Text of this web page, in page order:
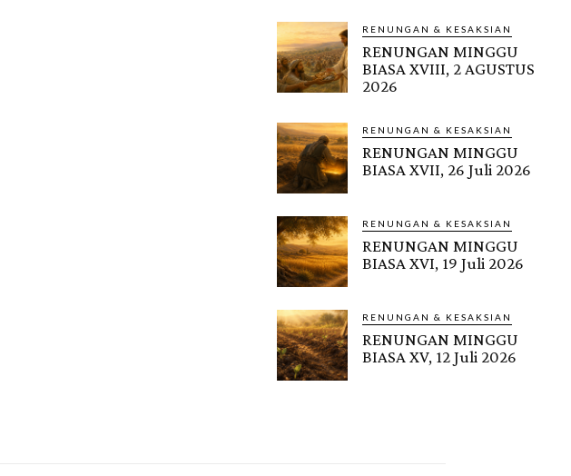
RENUNGAN & KESAKSIAN
RENUNGAN MINGGU
BIASA XVIII, 2 AGUSTUS
2026
RENUNGAN & KESAKSIAN
RENUNGAN MINGGU
BIASA XVII, 26 Juli 2026
RENUNGAN & KESAKSIAN
RENUNGAN MINGGU
BIASA XVI, 19 Juli 2026
RENUNGAN & KESAKSIAN
RENUNGAN MINGGU
BIASA XV, 12 Juli 2026